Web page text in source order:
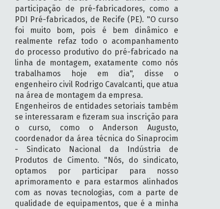
participação de pré-fabricadores, como a
PDI Pré-fabricados, de Recife (PE). "O curso
foi muito bom, pois é bem dinâmico e
realmente refaz todo o acompanhamento
do processo produtivo do pré-fabricado na
linha de montagem, exatamente como nós
trabalhamos hoje em dia", disse o
engenheiro civil Rodrigo Cavalcanti, que atua
na área de montagem da empresa.
Engenheiros de entidades setoriais também
se interessaram e fizeram sua inscrição para
o curso, como o Anderson Augusto,
coordenador da área técnica do Sinaprocim
- Sindicato Nacional da Indústria de
Produtos de Cimento. "Nós, do sindicato,
optamos por participar para nosso
aprimoramento e para estarmos alinhados
com as novas tecnologias, com a parte de
qualidade de equipamentos, que é a minha